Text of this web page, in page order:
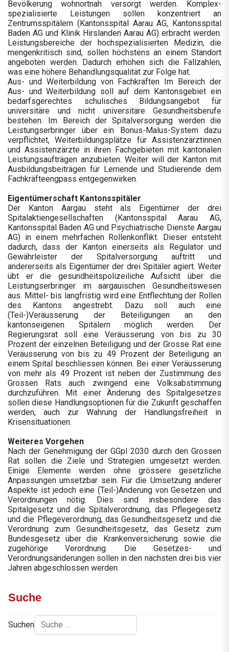
Bevölkerung wohnortnah versorgt werden. Komplex-
spezialisierte Leistungen sollen konzentriert an
Zentrumsspitälern (Kantonsspital Aarau AG, Kantonsspital
Baden AG und Klinik Hirslanden Aarau AG) erbracht werden.
Leistungsbereiche der hochspezialisierten Medizin, die
mengenkritisch sind, sollen höchstens an einem Standort
angeboten werden. Dadurch erhöhen sich die Fallzahlen,
was eine höhere Behandlungsqualität zur Folge hat.
Aus- und Weiterbildung von Fachkräften Im Bereich der
Aus- und Weiterbildung soll auf dem Kantonsgebiet ein
bedarfsgerechtes schulisches Bildungsangebot für
universitäre und nicht universitäre Gesundheitsberufe
bestehen. Im Bereich der Spitalversorgung werden die
Leistungserbringer über ein Bonus-Malus-System dazu
verpflichtet, Weiterbildungsplätze für Assistenzärztinnen
und Assistenzärzte in ihren Fachgebieten mit kantonalen
Leistungsaufträgen anzubieten. Weiter will der Kanton mit
Ausbildungsbeiträgen für Lernende und Studierende dem
Fachkräfteengpass entgegenwirken.
Eigentümerschaft Kantonsspitäler
Der Kanton Aargau steht als Eigentümer der drei
Spitalaktiengesellschaften (Kantonsspital Aarau AG,
Kantonsspital Baden AG und Psychiatrische Dienste Aargau
AG) in einem mehrfachen Rollenkonflikt. Dieser entsteht
dadurch, dass der Kanton einerseits als Regulator und
Gewährleister der Spitalversorgung auftritt und
andererseits als Eigentümer der drei Spitäler agiert. Weiter
übt er die gesundheitspolizeiliche Aufsicht über die
Leistungserbringer im aargauischen Gesundheitswesen
aus. Mittel- bis langfristig wird eine Entflechtung der Rollen
des Kantons angestrebt. Dazu soll auch eine
(Teil-)Veräusserung der Beteiligungen an den
kantonseigenen Spitälern möglich werden. Der
Regierungsrat soll eine Veräusserung von bis zu 30
Prozent der einzelnen Beteiligung und der Grosse Rat eine
Veräusserung von bis zu 49 Prozent der Beteiligung an
einem Spital beschliessen können. Bei einer Veräusserung
von mehr als 49 Prozent ist neben der Zustimmung des
Grossen Rats auch zwingend eine Volksabstimmung
durchzuführen. Mit einer Änderung des Spitalgesetzes
sollen diese Handlungsoptionen für die Zukunft geschaffen
werden, auch zur Wahrung der Handlungsfreiheit in
Krisensituationen.
Weiteres Vorgehen
Nach der Genehmigung der GGpl 2030 durch den Grossen
Rat sollen die Ziele und Strategien umgesetzt werden.
Einige Elemente werden ohne grössere gesetzliche
Anpassungen umsetzbar sein. Für die Umsetzung anderer
Aspekte ist jedoch eine (Teil-)Änderung von Gesetzen und
Verordnungen nötig. Dies sind insbesondere das
Spitalgesetz und die Spitalverordnung, das Pflegegesetz
und die Pflegeverordnung, das Gesundheitsgesetz und die
Verordnung zum Gesundheitsgesetz, das Gesetz zum
Bundesgesetz über die Krankenversicherung sowie die
zugehörige Verordnung. Die Gesetzes- und
Verordnungsänderungen sollen in den nächsten drei bis vier
Jahren abgeschlossen werden.
Suche
Suchen